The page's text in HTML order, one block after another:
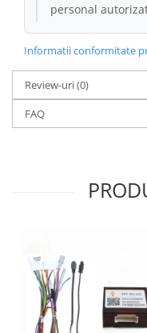
personal
Informatii conformitate
Review-uri(0)
FAQ